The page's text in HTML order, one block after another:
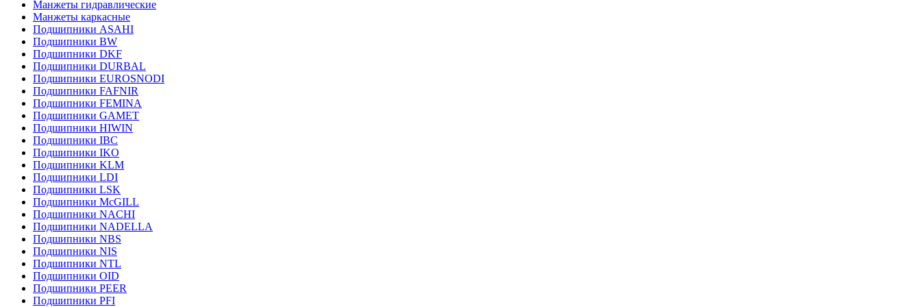
Манжеты гидравлические
Манжеты каркасные
Подшипники ASAHI
Подшипники BW
Подшипники DKF
Подшипники DURBAL
Подшипники EUROSNODI
Подшипники FAFNIR
Подшипники FEMINA
Подшипники GAMET
Подшипники HIWIN
Подшипники IBC
Подшипники IKO
Подшипники KLM
Подшипники LDI
Подшипники LSK
Подшипники McGILL
Подшипники NACHI
Подшипники NADELLA
Подшипники NBS
Подшипники NIS
Подшипники NTL
Подшипники OID
Подшипники PEER
Подшипники PFI